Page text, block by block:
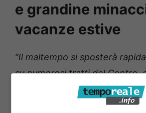
e grandine
vacanze estive
“Il maltempo si sposterà
su numerosi tratti del Centro,
Toscana, Marche, Abruzzo,
Prestare molta attenzione ai